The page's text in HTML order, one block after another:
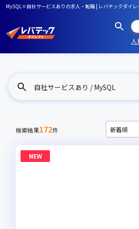
MySQL×自社サービスありの求人・転職 | レバテックダイレ
自社サービスあり / MySQL
検索結果172件
NEW